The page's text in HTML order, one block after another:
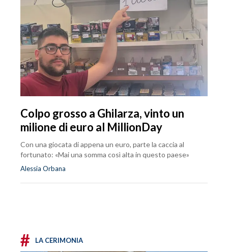
Colpo grosso a Ghilarza, vinto un
milione di euro al MillionDay
Con una giocata di appena un euro, parte la caccia al
fortunato: «Mai una somma così alta in questo paese»
Alessia Orbana
# LA CERIMONIA